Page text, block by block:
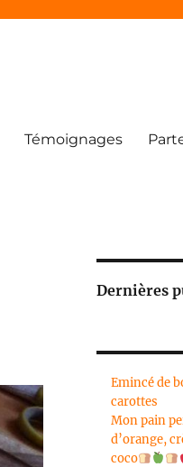
Témoignages
Dernières
Emincé de
carottes
Mon pain
d’orange,
coco